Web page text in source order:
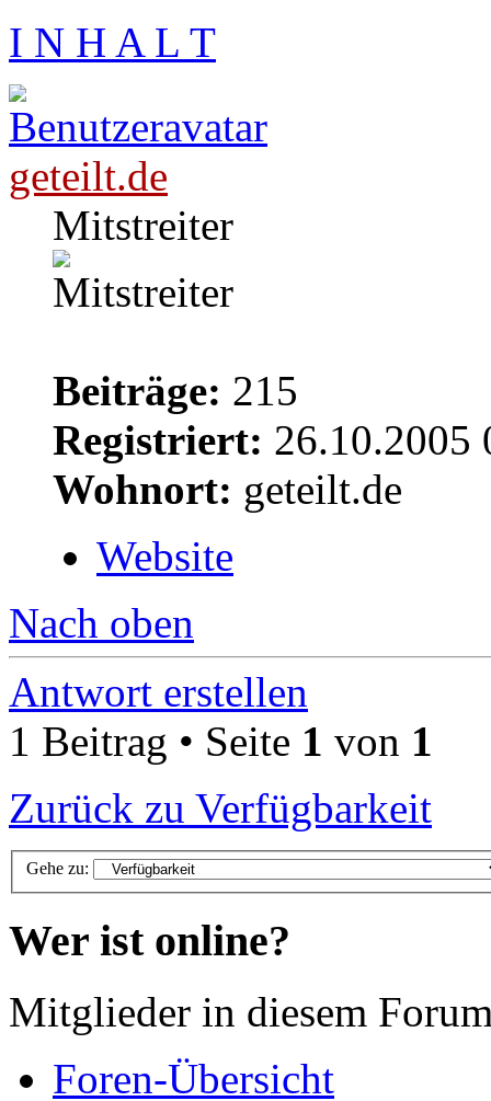
I N H A L T
geteilt.de
Mitstreiter
Beiträge: 215
Registriert: 26.10.2005
Wohnort: geteilt.de
Website
Nach oben
Antwort erstellen
1 Beitrag • Seite 1 von 1
Zurück zu Verfügbarkeit
Gehe zu:
Wer ist online?
Mitglieder in diesem
Foren-Übersicht